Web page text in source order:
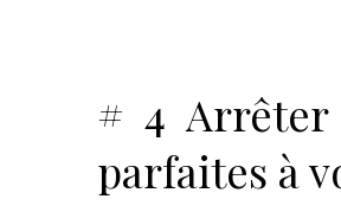
# 4 Arrêter
parfaites à